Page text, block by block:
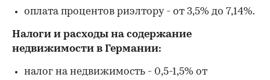
оплата процентов риэлтору - от 3,5% до 7,14%.
Налоги и расходы на содержание
недвижимости в Германии:
налог на недвижимость - 0,5-1,5% от